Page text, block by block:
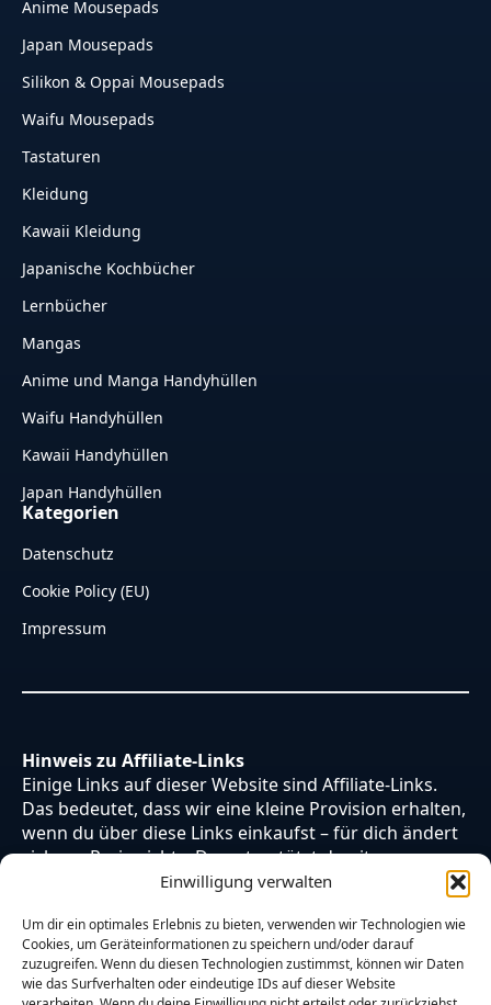
Einwilligung verwalten
Um dir ein optimales Erlebnis zu bieten, verwenden wir Technologien wie
Cookies, um Geräteinformationen zu speichern und/oder darauf
zuzugreifen. Wenn du diesen Technologien zustimmst, können wir Daten
wie das Surfverhalten oder eindeutige IDs auf dieser Website
Anime Mousepads
Japan Mousepads
Silikon & Oppai Mousepads
Waifu Mousepads
Tastaturen
Kleidung
Kawaii Kleidung
Japanische Kochbücher
Lernbücher
Mangas
Anime und Manga Handyhüllen
Waifu Handyhüllen
Kawaii Handyhüllen
Japan Handyhüllen
Kategorien
Datenschutz
Cookie Policy (EU)
Impressum
Hinweis zu Affiliate-Links
Einige Links auf dieser Website sind Affiliate-Links.
Das bedeutet, dass wir eine kleine Provision erhalten,
wenn du über diese Links einkaufst – für dich ändert
sich am Preis nichts. Du unterstützt damit unsere
Arbeit. Vielen Dank dafür!